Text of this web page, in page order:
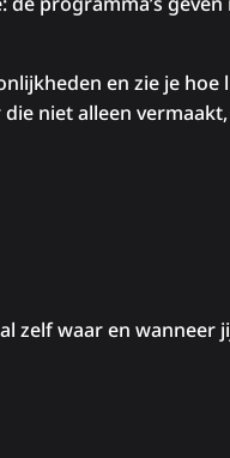
en zie je hoe
niet alleen
zelf waar en wanneer